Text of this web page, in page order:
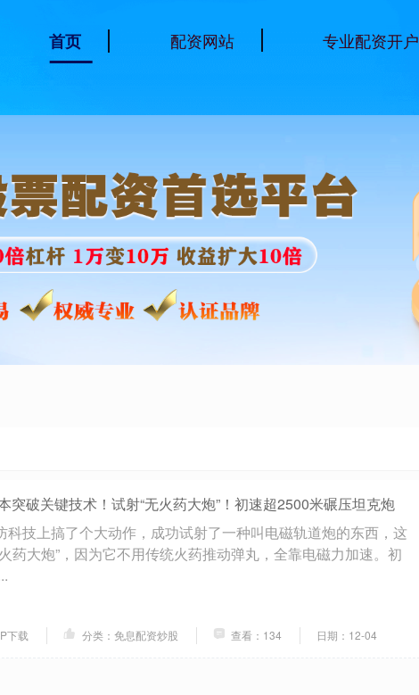
首页 配资网站 专业配资开户
突破关键技术！试射“无火药大炮”！初速超2500米碾压坦克炮
科技上搞了个大动作，成功试射了一种叫电磁轨道炮的东西，这
药大炮”，因为它不用传统火药推动弹丸，全靠电磁力加速。初
下载 分类：免息配资炒股 查看：134 日期：12-04